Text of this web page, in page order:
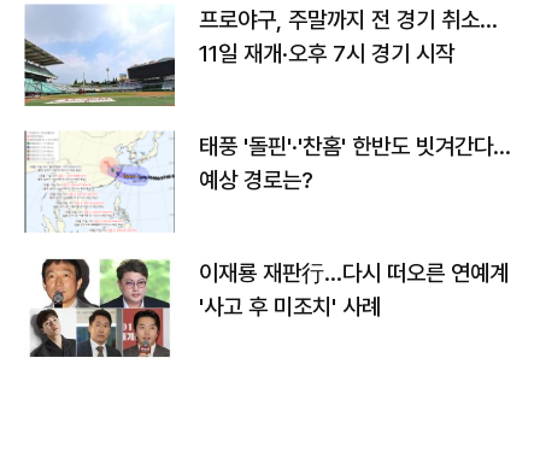
프로야구, 주말까지 전 경기 취소…
11일 재개·오후 7시 경기 시작
태풍 '돌핀'·'찬홈' 한반도 빗겨간다…
예상 경로는?
이재룡 재판行…다시 떠오른 연예계
'사고 후 미조치' 사례